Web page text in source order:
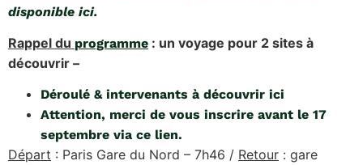
disponible ici.
Rappel du programme : un voyage pour 2 sites à
découvrir –
Déroulé & intervenants à découvrir ici
Attention, merci de vous inscrire avant le 17
septembre via ce lien.
Départ : Paris Gare du Nord – 7h46 / Retour : gare